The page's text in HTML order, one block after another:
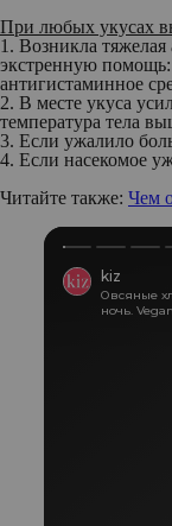
При любых укусах
1. Возникла тяжелая
экстренную помощь:
антигистаминное
2. В месте укуса
температура тела
3. Если ужалило
4. Если насекомое
Читайте также: Чем